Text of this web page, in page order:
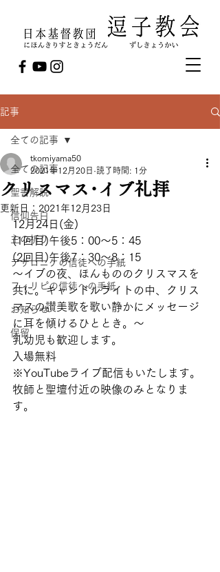
記事
全ての記事
聖書解説
信仰告白
主の祈り
テサロニケの信徒への手紙
フィリピの信徒への手紙
お知らせ
保留
全ての記事
クリスマス･イブ礼拝
tkomiyama50
2021年12月20日 読了時間: 1分
更新日： 2021年12月23日
12月24日(金)
(1回目)午後5：00～5：45
(2回目)午後7：30～8：15
～イブの夜、ほんもののクリスマスを
共に。キャンドルライトの中、クリス
マスの讃美歌を歌い静かにメッセージ
に耳を傾けるひととき。～
乳幼児も歓迎します。
入場無料
※YouTubeライブ配信もいたします。
牧師と聖壇付近の映像のみとなりま
す。